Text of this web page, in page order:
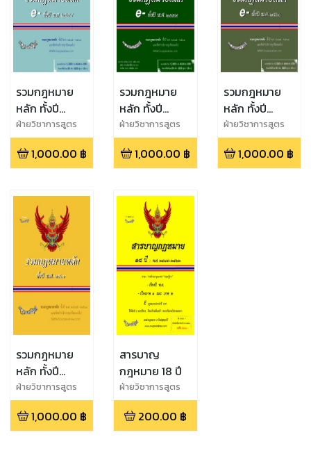
รวมกฎหมาย
หลัก ทั้งปี
พ.ศ.2558
ฝ่ายวิชาการสูตร
ไพศาล
1,000.00 ฿
รวมกฎหมาย
หลัก ทั้งปี
พ.ศ.2559
ฝ่ายวิชาการสูตร
ไพศาล
1,000.00 ฿
รวมกฎหมาย
หลัก ทั้งปี
พ.ศ.2560
ฝ่ายวิชาการสูตร
ไพศาล
1,000.00 ฿
รวมกฎหมาย
หลัก ทั้งปี
พ.ศ.2561
ฝ่ายวิชาการสูตร
ไพศาล
1,000.00 ฿
สารบาญ
กฎหมาย 18 ปี
ฝ่ายวิชาการสูตร
ไพศาล
200.00 ฿